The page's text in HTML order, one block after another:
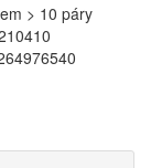
> 10 páry